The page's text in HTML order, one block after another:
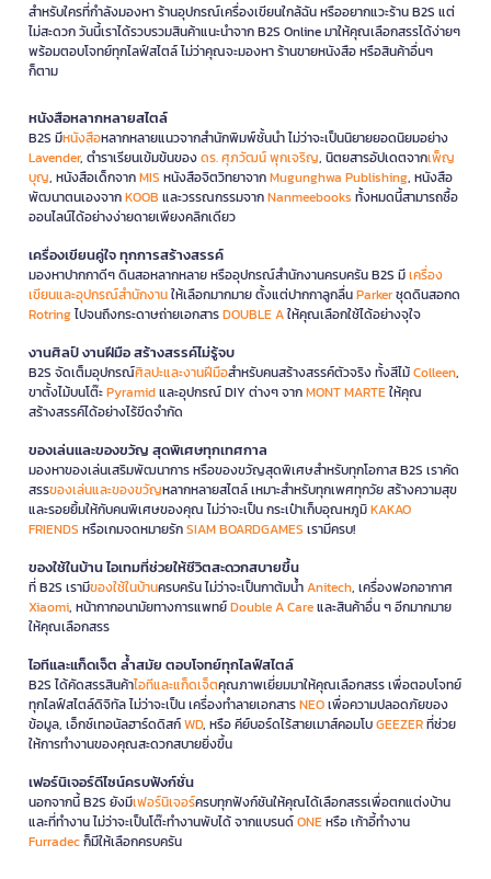
สำหรับใครที่กำลังมองหา ร้านอุปกรณ์เครื่องเขียนใกล้ฉัน หรืออยากแวะร้าน B2S แต่
ไม่สะดวก วันนี้เราได้รวบรวมสินค้าแนะนำจาก B2S Online มาให้คุณเลือกสรรได้ง่ายๆ
พร้อมตอบโจทย์ทุกไลฟ์สไตล์ ไม่ว่าคุณจะมองหา ร้านขายหนังสือ หรือสินค้าอื่นๆ
ก็ตาม
หนังสือหลากหลายสไตล์
B2S มีหนังสือหลากหลายแนวจากสำนักพิมพ์ชั้นนำ ไม่ว่าจะเป็นนิยายยอดนิยมอย่าง
Lavender, ตำราเรียนเข้มข้นของดร. ศุภวัฒน์ พุกเจริญ, นิตยสารอัปเดตจากเพ็ญ
บุญ, หนังสือเด็กจากMIS หนังสือจิตวิทยาจากMugunghwa Publishing, หนังสือ
พัฒนาตนเองจากKOOB และวรรณกรรมจากNanmeebooks ทั้งหมดนี้สามารถซื้อ
ออนไลน์ได้อย่างง่ายดายเพียงคลิกเดียว
เครื่องเขียนคู่ใจ ทุกการสร้างสรรค์
มองหาปากกาดีๆ ดินสอหลากหลาย หรืออุปกรณ์สำนักงานครบครัน B2S มีเครื่อง
เขียนและอุปกรณ์สำนักงานให้เลือกมากมาย ตั้งแต่ปากกาลูกลื่นParkerชุดดินสอกด
Rotringไปจนถึงกระดาษถ่ายเอกสารDOUBLE Aให้คุณเลือกใช้ได้อย่างจุใจ
งานศิลป์ งานฝีมือ สร้างสรรค์ไม่รู้จบ
B2S จัดเต็มอุปกรณ์ศิลปะและงานฝีมือสำหรับคนสร้างสรรค์ตัวจริง ทั้งสีไม้Colleen,
ขาตั้งไม้บนโต๊ะPyramidและอุปกรณ์ DIY ต่างๆ จากMONT MARTEให้คุณ
สร้างสรรค์ได้อย่างไร้ขีดจำกัด
ของเล่นและของขวัญ สุดพิเศษทุกเทศกาล
มองหาของเล่นเสริมพัฒนาการ หรือของขวัญสุดพิเศษสำหรับทุกโอกาส B2S เราคัด
สรรของเล่นและของขวัญหลากหลายสไตล์ เหมาะสำหรับทุกเพศทุกวัย สร้างความสุข
และรอยยิ้มให้กับคนพิเศษของคุณ ไม่ว่าจะเป็น กระเป๋าเก็บอุณหภูมิKAKAO
FRIENDS หรือเกมจดหมายรักSIAM BOARDGAMES เรามีครบ!
ของใช้ในบ้าน ไอเทมที่ช่วยให้ชีวิตสะดวกสบายขึ้น
ที่ B2S เรามีของใช้ในบ้านครบครัน ไม่ว่าจะเป็นกาต้มน้ำAnitech, เครื่องฟอกอากาศ
Xiaomi, หน้ากากอนามัยทางการแพทย์Double A Careและสินค้าอื่น ๆ อีกมากมาย
ให้คุณเลือกสรร
ไอทีและแก็ดเจ็ต ล้ำสมัย ตอบโจทย์ทุกไลฟ์สไตล์
B2S ได้คัดสรรสินค้าไอทีและแก็ดเจ็ตคุณภาพเยี่ยมมาให้คุณเลือกสรร เพื่อตอบโจทย์
ทุกไลฟ์สไตล์ดิจิทัล ไม่ว่าจะเป็น เครื่องทำลายเอกสารNEOเพื่อความปลอดภัยของ
ข้อมูล, เอ็กซ์เทอนัลฮาร์ดดิสก์WD, หรือ คีย์บอร์ดไร้สายเมาส์คอมโบGEEZERที่ช่วย
ให้การทำงานของคุณสะดวกสบายยิ่งขึ้น
เฟอร์นิเจอร์ดีไซน์ครบฟังก์ชั่น
นอกจากนี้ B2S ยังมีเฟอร์นิเจอร์ครบทุกฟังก์ชันให้คุณได้เลือกสรรเพื่อตกแต่งบ้าน
และที่ทำงาน ไม่ว่าจะเป็นโต๊ะทำงานพับได้ จากแบรนด์ONEหรือ เก้าอี้ทำงาน
Furradecก็มีให้เลือกครบครัน